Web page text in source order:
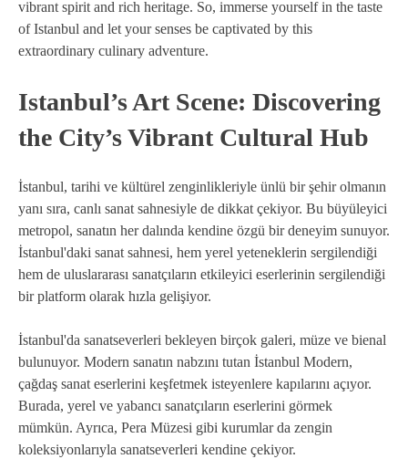
vibrant spirit and rich heritage. So, immerse yourself in the taste
of Istanbul and let your senses be captivated by this
extraordinary culinary adventure.
Istanbul’s Art Scene: Discovering
the City’s Vibrant Cultural Hub
İstanbul, tarihi ve kültürel zenginlikleriyle ünlü bir şehir olmanın
yanı sıra, canlı sanat sahnesiyle de dikkat çekiyor. Bu büyüleyici
metropol, sanatın her dalında kendine özgü bir deneyim sunuyor.
İstanbul'daki sanat sahnesi, hem yerel yeteneklerin sergilendiği
hem de uluslararası sanatçıların etkileyici eserlerinin sergilendiği
bir platform olarak hızla gelişiyor.
İstanbul'da sanatseverleri bekleyen birçok galeri, müze ve bienal
bulunuyor. Modern sanatın nabzını tutan İstanbul Modern,
çağdaş sanat eserlerini keşfetmek isteyenlere kapılarını açıyor.
Burada, yerel ve yabancı sanatçıların eserlerini görmek
mümkün. Ayrıca, Pera Müzesi gibi kurumlar da zengin
koleksiyonlarıyla sanatseverleri kendine çekiyor.